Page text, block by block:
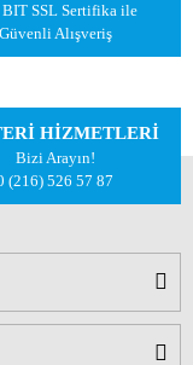
SSL Sertifika ile
Güvenli Alışveriş
HİZMETLERİ
Bizi Arayın!
(216) 526 57 87